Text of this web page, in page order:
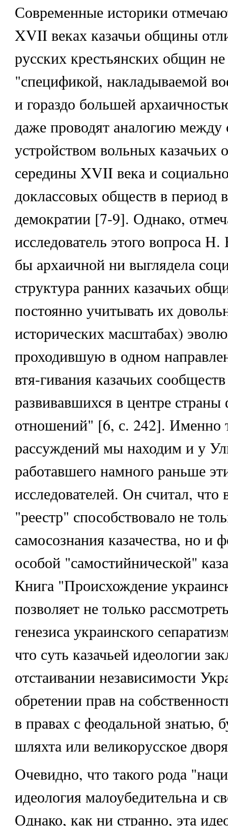
Современные историки
XVII веках казачьи общины
русских крестьянских общин не
"спецификой, накладываемой
и гораздо большей
даже проводят аналогию
устройством вольных
середины XVII века и
доклассовых обществ в период
демократии [7-9]. Однако,
исследователь этого вопроса
бы архаичной ни выглядела
структура ранних казачьих
постоянно учитывать их
исторических масштабах)
проходившую в одном
втя-гивания казачьих
развивавшихся в центре
отношений" [6, с. 242]. Именно
рассуждений мы находим и у
работавшего намного раньше
исследователей. Он считал, что
"реестр" способствовало не
самосознания казачества, но и
особой "самостийнической"
Книга "Происхождение
позволяет не только
генезиса украинского
что суть казачьей идеологии
отстаивании независимости
обретении прав на
в правах с феодальной знатью,
шляхта или великорусское
Очевидно, что такого рода
идеология малоубедительна и
Однако, как ни странно, эта